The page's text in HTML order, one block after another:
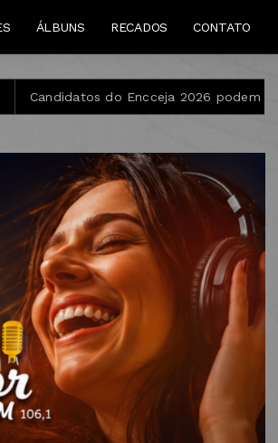
ÁLBUNS RECADOS CONTATO
2026 podem consultar o cartão de